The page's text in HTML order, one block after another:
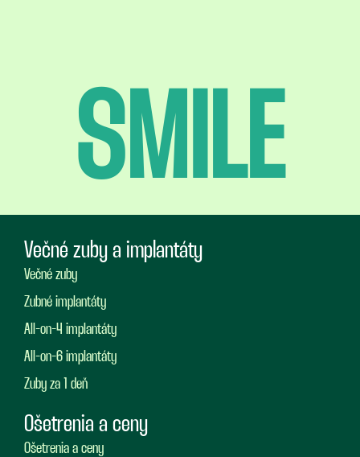
SMILE
Večné zuby a implantáty
Večné zuby
Zubné implantáty
All-on-4 implantáty
All-on-6 implantáty
Zuby za 1 deň
Ošetrenia a ceny
Ošetrenia a ceny